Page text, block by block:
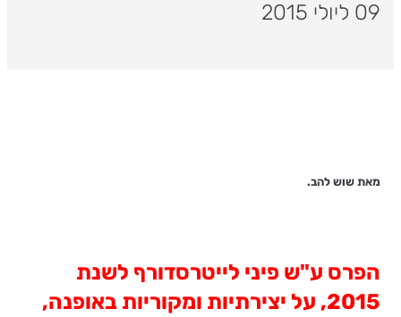
09 ליולי 2015
מאת שוש להב.
הפרס ע"ש פיני לייטרסדורף לשנת
2015, על יצירתיות ומקוריות באופנה,